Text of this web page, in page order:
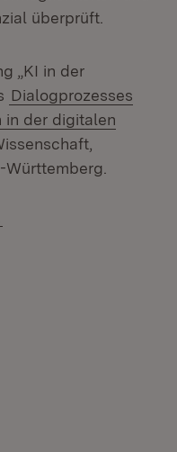
überprüft.
„KI in der
Dialogprozesses
in der digitalen